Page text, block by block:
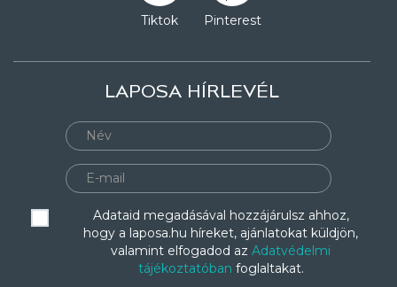
Tiktok Pinterest
LAPOSA HÍRLEVÉL
Adataid megadásával hozzájárulsz ahhoz,
hogy a laposa.hu híreket, ajánlatokat küldjön,
valamint elfogadod az Adatvédelmi
tájékoztatóban foglaltakat.